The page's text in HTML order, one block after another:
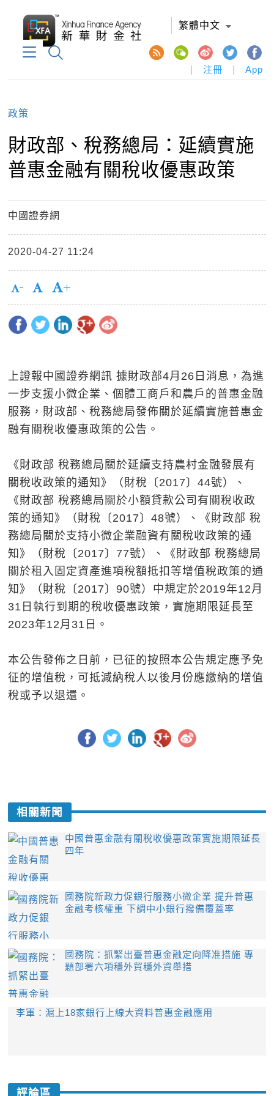
繁體中文
注冊 App
政策
財政部、稅務總局：延續實施
普惠金融有關稅收優惠政策
中國證券網
2020-04-27 11:24
上證報中國證券網訊 據財政部4月26日消息，為進
一步支援小微企業、個體工商戶和農戶的普惠金融
服務，財政部、稅務總局發佈關於延續實施普惠金
融有關稅收優惠政策的公告。
《財政部 稅務總局關於延續支持農村金融發展有
關稅收政策的通知》（財稅〔2017〕44號）、
《財政部 稅務總局關於小額貸款公司有關稅收政
策的通知》（財稅〔2017〕48號）、《財政部 稅
務總局關於支持小微企業融資有關稅收政策的通
知》（財稅〔2017〕77號）、《財政部 稅務總局
關於租入固定資產進項稅額抵扣等增值稅政策的通
知》（財稅〔2017〕90號）中規定於2019年12月
31日執行到期的稅收優惠政策，實施期限延長至
2023年12月31日。
本公告發佈之日前，已征的按照本公告規定應予免
征的增值稅，可抵減納稅人以後月份應繳納的增值
稅或予以退還。
相關新聞
中國普惠金融有關稅收優惠政策實施期限延長
四年
國務院新政力促銀行服務小微企業 提升普惠
金融考核權重 下調中小銀行撥備覆蓋率
國務院：抓緊出臺普惠金融定向降准措施 專
題部署六項穩外貿穩外資舉措
李軍：滬上18家銀行上線大資料普惠金融應用
評論區